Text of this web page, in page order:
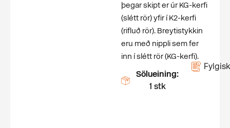
þegar skipt er úr KG-kerfi
(slétt rör) yfir í K2-kerfi
(rifluð rör). Breytistykkin
eru með nippli sem fer
inn í slétt rör (KG-kerfi).
Sölueining:
1 stk